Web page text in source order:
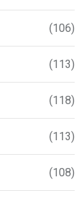
(106)
(113)
(118)
(113)
(108)